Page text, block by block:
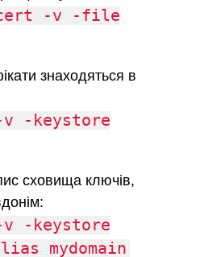
-v -file
знаходяться в
-keystore
сховища ключів,
-keystore
mydomain